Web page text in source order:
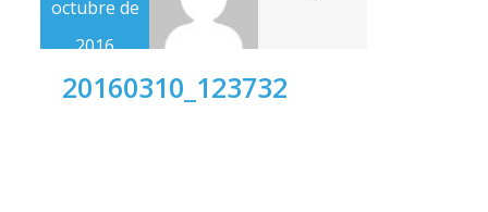
octubre de
2016
20160310_123732